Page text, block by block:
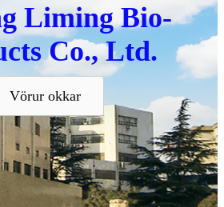
Liming Bio-
Co., Ltd.
Vörur okkar